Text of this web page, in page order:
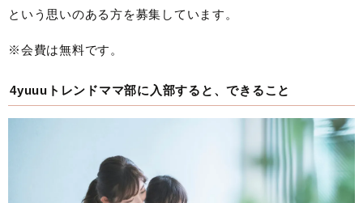
という思いのある方を募集しています。
※会費は無料です。
4yuuuトレンドママ部に入部すると、できること